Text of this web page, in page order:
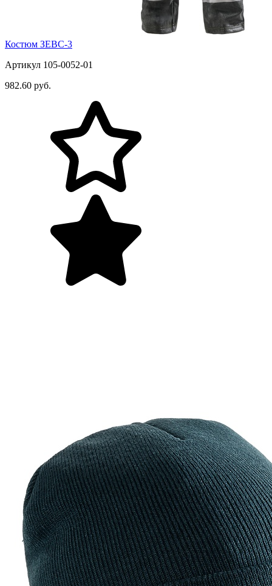
Костюм ЗЕВС-3
Артикул 105-0052-01
982.60 руб.